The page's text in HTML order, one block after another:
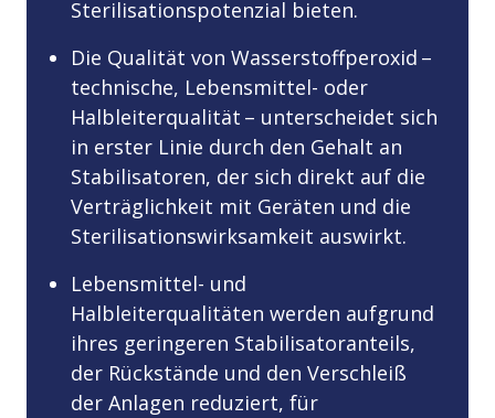
Sterilisationspotenzial bieten.
Die Qualität von Wasserstoffperoxid –
technische, Lebensmittel- oder
Halbleiterqualität – unterscheidet sich
in erster Linie durch den Gehalt an
Stabilisatoren, der sich direkt auf die
Verträglichkeit mit Geräten und die
Sterilisationswirksamkeit auswirkt.
Lebensmittel- und
Halbleiterqualitäten werden aufgrund
ihres geringeren Stabilisatoranteils,
der Rückstände und den Verschleiß
der Anlagen reduziert, für